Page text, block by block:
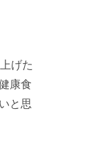
げた
康食
と思